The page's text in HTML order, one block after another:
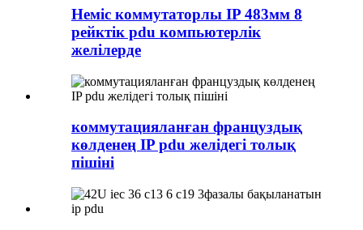
Неміс коммутаторлы IP 483мм 8
рейктік pdu компьютерлік
желілерде
коммутацияланған француздық
көлденең IP pdu желідегі толық
пішіні